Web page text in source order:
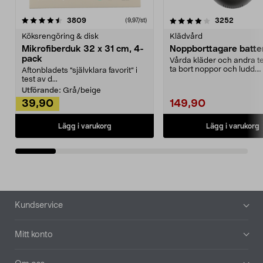
3809recensioner (9,97/st)
Köksrengöring & disk
Mikrofiberduk 32 x 31 cm, 4-
pack
Aftonbladets "självklara favorit” i
test av d...
Utförande: Grå/beige
39,90
Lägg i varukorg
4.0av 5 stjärnor 3252
Klädvård
Noppborttagare
Vårda kläder och andra
ta bort noppor och ludd.
149,90
Lägg i varukorg
4.5av 5 stjärnor
Sidfot
Kundservice
Mitt konto